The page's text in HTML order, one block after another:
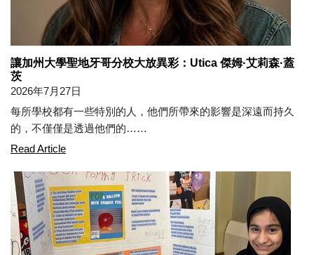
讓加州大學聖地牙哥分校大放異彩：Utica 傑姆·艾莉森·蓋
茨
2026年7月27日
每所學校都有一些特別的人，他們所帶來的影響是深遠而持久
的，不僅僅是透過他們的……
Read ArticleMaking the UCSD Shine: Utica Gem Allison Gates